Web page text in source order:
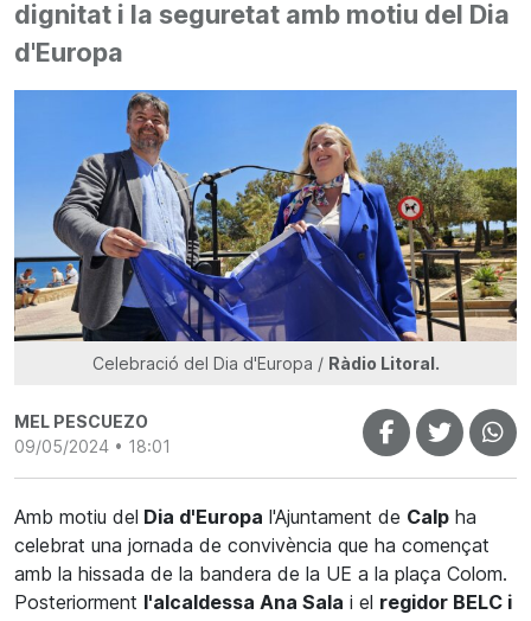
dignitat i la seguretat amb motiu del Dia
d'Europa
Celebració del Dia d'Europa / Ràdio Litoral.
MEL PESCUEZO
09/05/2024 • 18:01
Amb motiu del Dia d'Europa l'Ajuntament de Calp ha
celebrat una jornada de convivència que ha començat
amb la hissada de la bandera de la UE a la plaça Colom.
Posteriorment l'alcaldessa Ana Sala i el regidor BELC i